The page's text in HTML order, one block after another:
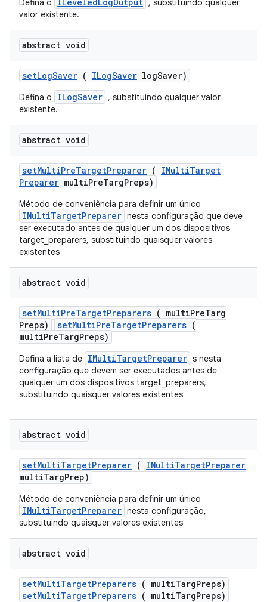
Defina o
, substituindo qualquer
valor existente.
abstract void
setLogSaver ( ILogSaver logSaver)
Defina o ILogSaver , substituindo qualquer valor
existente.
abstract void
setMultiPreTargetPreparer ( IMultiTarget
Preparer multiPreTargPreps)
Método de conveniência para definir um único
IMultiTargetPreparer nesta configuração que deve
ser executado antes de qualquer um dos dispositivos
target_preparers, substituindo quaisquer valores
existentes
abstract void
setMultiPreTargetPreparers ( multiPreTarg
Preps)
setMultiPreTargetPreparers (
multiPreTargPreps)
Defina a lista de IMultiTargetPreparer s nesta
configuração que devem ser executados antes de
qualquer um dos dispositivos target_preparers,
substituindo quaisquer valores existentes
abstract void
setMultiTargetPreparer ( IMultiTargetPreparer
multiTargPrep)
Método de conveniência para definir um único
IMultiTargetPreparer nesta configuração,
substituindo quaisquer valores existentes
abstract void
setMultiTargetPreparers ( multiTargPreps)
setMultiTargetPreparers ( multiTargPreps)